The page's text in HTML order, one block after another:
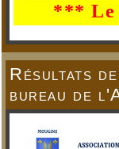
*** Le
Résultats
bureau de